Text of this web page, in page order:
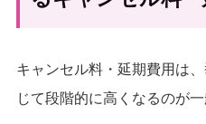
キャンセル料・延期費用は
じて段階的に高くなるのが一